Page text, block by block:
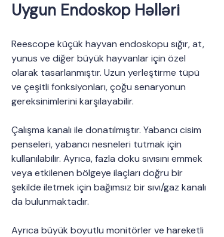
Uygun Endoskop Həlləri
Reescope küçük hayvan endoskopu sığır, at,
yunus ve diğer büyük hayvanlar için özel
olarak tasarlanmıştır. Uzun yerleştirme tüpü
ve çeşitli fonksiyonları, çoğu senaryonun
gereksinimlerini karşılayabilir.
Çalışma kanalı ile donatılmıştır. Yabancı cisim
penseleri, yabancı nesneleri tutmak için
kullanılabilir. Ayrıca, fazla doku sıvısını emmek
veya etkilenen bölgeye ilaçları doğru bir
şekilde iletmek için bağımsız bir sıvı/gaz kanalı
da bulunmaktadır.
Ayrıca büyük boyutlu monitörler ve hareketli